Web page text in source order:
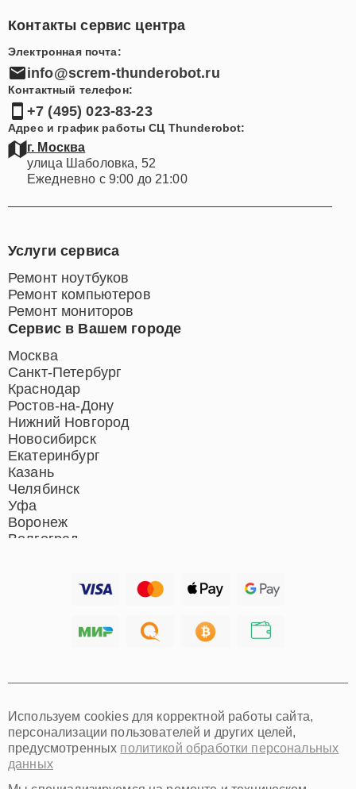
Контакты сервис центра
Электронная почта:
info@screm-thunderobot.ru
Контактный телефон:
+7 (495) 023-83-23
Адрес и график работы СЦ Thunderobot:
г. Москва
улица Шаболовка, 52
Ежедневно с 9:00 до 21:00
Сервис в Вашем городе
Москва
Санкт-Петербург
Краснодар
Ростов-на-Дону
Нижний Новгород
Новосибирск
Екатеринбург
Казань
Челябинск
Уфа
Воронеж
Волгоград
Хабаровск
Омск
Красноярск
Пермь
Ульяновск
Услуги сервиса
Ремонт ноутбуков
Ремонт компьютеров
Ремонт мониторов
Используем cookies для корректной работы сайта,
персонализации пользователей и других целей,
предусмотренных политикой обработки персональных
данных